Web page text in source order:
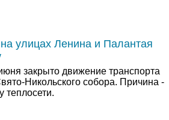
улицах Ленина и Палантая
закрыто движение транспорта
Никольского собора. Причина -
теплосети.